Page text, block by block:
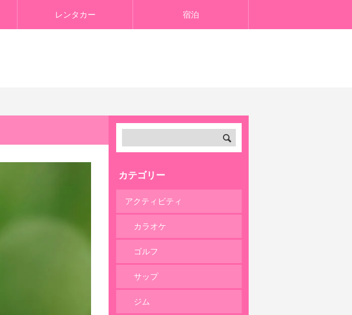
レンタカー 宿泊
カテゴリー
アクティビティ
カラオケ
ゴルフ
サップ
ジム